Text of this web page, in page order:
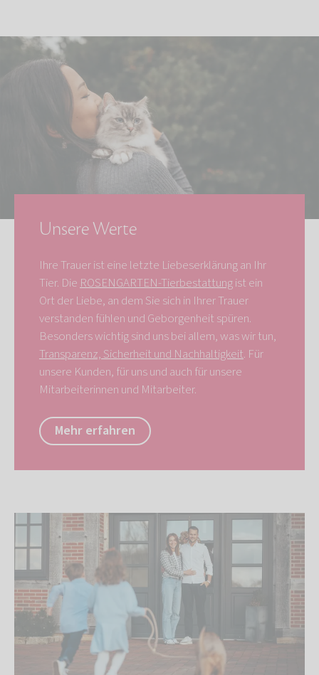
Unsere Werte
Ihre Trauer ist eine letzte Liebeserklärung an Ihr
Tier. DieROSENGARTEN-Tierbestattungist ein
Ort der Liebe, an dem Sie sich in Ihrer Trauer
verstanden fühlen und Geborgenheit spüren.
Besonders wichtig sind uns bei allem, was wir tun,
Transparenz, Sicherheit und Nachhaltigkeit. Für
unsere Kunden, für uns und auch für unsere
Mitarbeiterinnen und Mitarbeiter.
Mehr erfahren